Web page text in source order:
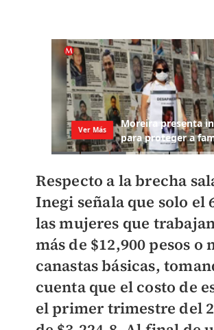
Respecto a la brecha
Inegi señala que solo el
las mujeres que
más de $12,900 pesos o
canastas básicas,
cuenta que el costo de
el primer trimestre del